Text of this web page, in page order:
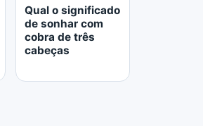
Qual o significado
de sonhar com
cobra de três
cabeças